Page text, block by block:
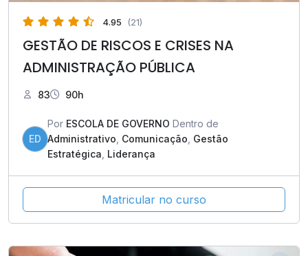
4.95 (21)
GESTÃO DE RISCOS E CRISES NA
ADMINISTRAÇÃO PÚBLICA
83 90h
ED
Por ESCOLA DE GOVERNO Dentro de
Administrativo Comunicação Gestão
Estratégica Liderança
Matricular no curso